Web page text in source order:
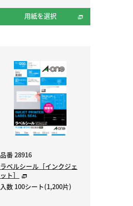
用紙を選択
品番 28916
ラベルシール［インクジェ
ット］
入数 100シート(1,200片)